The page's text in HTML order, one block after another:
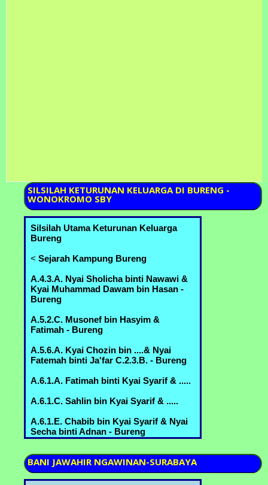
SILSILAH KETURUNAN KELUARGA DI BURENG -
WONOKROMO SBY
Silsilah Utama Keturunan Keluarga
Bureng
< Sejarah Kampung Bureng
A.4.3.A. Nyai Sholicha binti Nawawi &
Kyai Muhammad Dawam bin Hasan -
Bureng
A.5.2.C. Musonef bin Hasyim &
Fatimah - Bureng
A.5.6.A. Kyai Chozin bin ....& Nyai
Fatemah binti Ja'far C.2.3.B. - Bureng
A.6.1.A. Fatimah binti Kyai Syarif & .....
A.6.1.C. Sahlin bin Kyai Syarif & .....
A.6.1.E. Chabib bin Kyai Syarif & Nyai
Secha binti Adnan - Bureng
A.6.2.A. Nyai Romlah bin Kyai
Abdurrahman & Kyai Abdul Mannan
bin Mustofa B.3.5.B. - Bureng
BANI JAWAHIR NGAWINAN-SURABAYA